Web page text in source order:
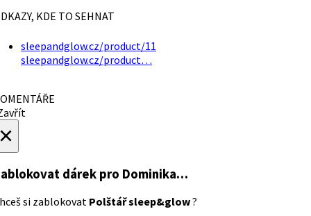
KDE TO SEHNAT
sleepandglow.cz/product/11
sleepandglow.cz/product…
dárek pro Dominika…
si zablokovat Polštář sleep&glow?